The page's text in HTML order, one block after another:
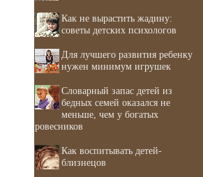
Как не вырастить жадину:
советы детских психологов
Для лучшего развития ребенку
нужен минимум игрушек
Словарный запас детей из
бедных семей оказался не
меньше, чем у богатых
ровесников
Как воспитывать детей-
близнецов